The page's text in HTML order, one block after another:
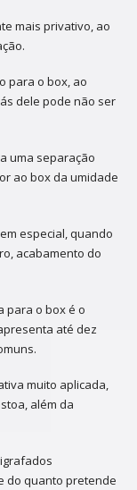
mais privativo, ao
para o box, ao
dele pode não ser
uma separação
ao box da umidade
especial, quando
acabamento do
para o box é o
até dez
muito aplicada,
além da
do quanto pretende